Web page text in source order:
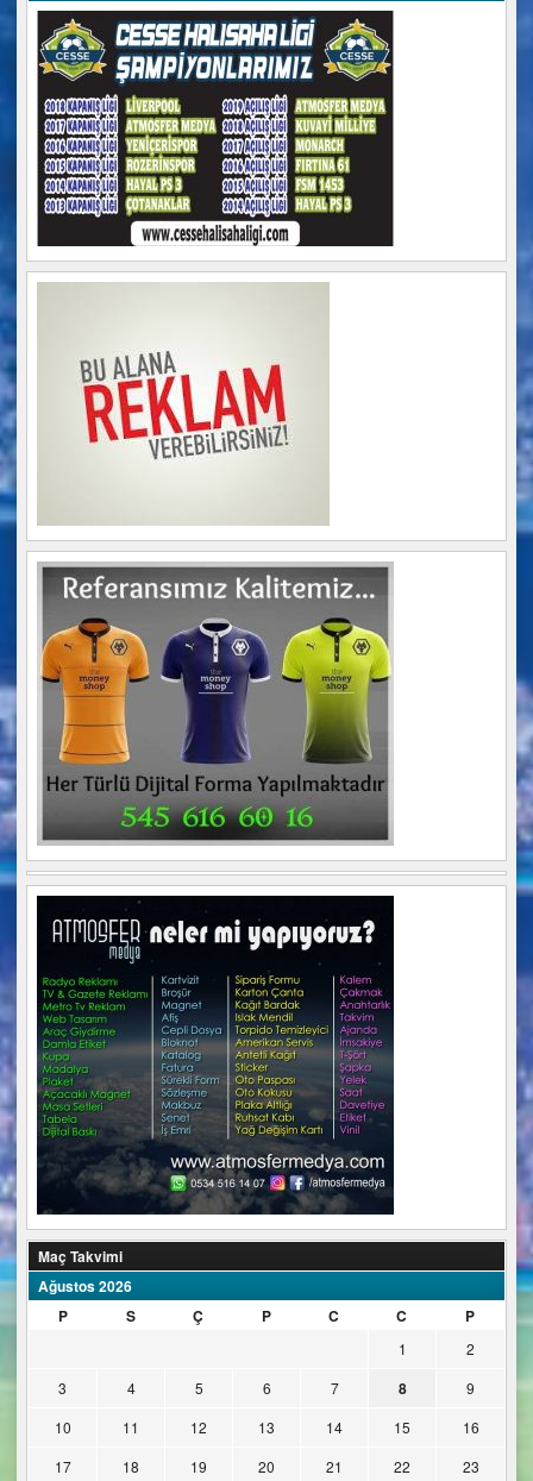
Maç Takvimi
Ağustos 2026
P
S Ç P C C P
1
2
3
4 5 6 7 8
9
10
11 12 13 14 15
16
17
18 19 20 21 22
23